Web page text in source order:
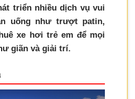
triển nhiều dịch vụ vui
uống như trượt patin,
xe hơi trẻ em để mọi
giãn và giải trí.